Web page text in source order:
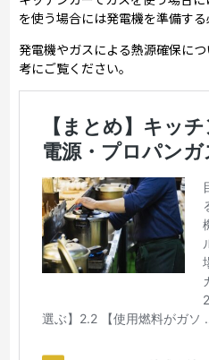
を使う場合には発電機を準備する
発電機やガスによる熱源確保に
考にご覧ください。